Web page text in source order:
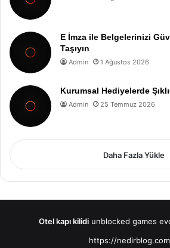
E İmza ile Belgelerinizi
Taşıyın
Admin 1 Ağustos 2026
Kurumsal Hediyelerde
Admin 25 Temmuz 2026
Daha Fazla Yükle
Otel kapı kilidi unblocked games
https://